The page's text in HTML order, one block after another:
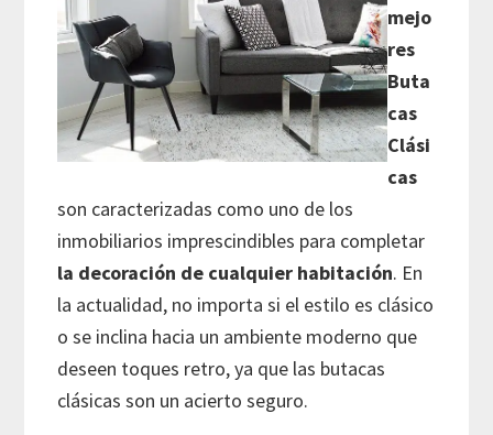
mejo
res
Buta
cas
Clási
cas
son caracterizadas como uno de los
inmobiliarios imprescindibles para completar
la decoración de cualquier habitación. En
la actualidad, no importa si el estilo es clásico
o se inclina hacia un ambiente moderno que
deseen toques retro, ya que las butacas
clásicas son un acierto seguro.